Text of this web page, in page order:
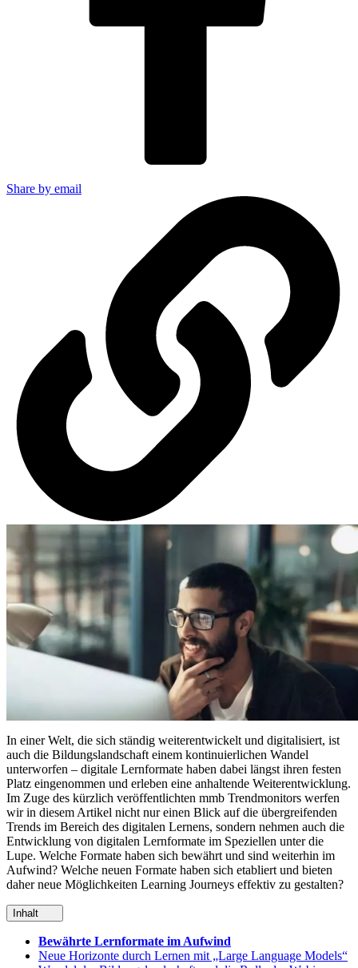
Share by email
In einer Welt, die sich ständig weiterentwickelt und digitalisiert, ist
auch die Bildungslandschaft einem kontinuierlichen Wandel
unterworfen – digitale Lernformate haben dabei längst ihren festen
Platz eingenommen und erleben eine anhaltende Weiterentwicklung.
Im Zuge des kürzlich veröffentlichten mmb Trendmonitors werfen
wir in diesem Artikel nicht nur einen Blick auf die übergreifenden
Trends im Bereich des digitalen Lernens, sondern nehmen auch die
Entwicklung von digitalen Lernformate im Speziellen unter die
Lupe. Welche Formate haben sich bewährt und sind weiterhin im
Aufwind? Welche neuen Formate haben sich etabliert und bieten
daher neue Möglichkeiten Learning Journeys effektiv zu gestalten?
Inhalt
Bewährte Lernformate im Aufwind
Neue Horizonte durch Lernen mit „Large Language Models“